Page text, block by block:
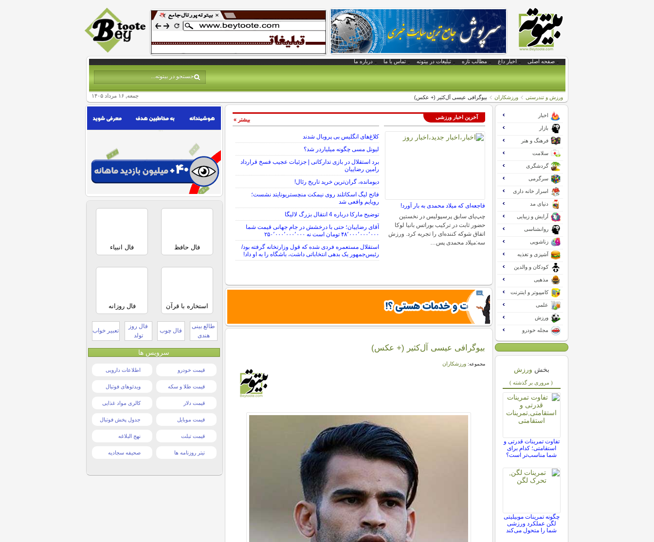
صفحه اصلی اخبار داغ مطالب تازه تبلیغات در بیتوته تماس با ما درباره ما
جمعه, ۱۶ مرداد ۱۴۰۵ ورزش و تندرستی ورزشکاران بیوگرافی عیسی آل‌کثیر (+ عکس)
آخرین اخبار ورزشی
فاجعه‌ای که میلاد محمدی به بار آورد!
چپ‌پای سابق پرسپولیس در نخستین
حضور ثابت در ترکیب بوراتس بانیا لوکا
اتفاق شوکه کننده‌ای را تجربه کرد. ورزش
سه:میلاد محمدی پس…
کلاغ‌های انگلیس بی پروبال شدند
لیونل مسی چگونه میلیاردر شد؟
برد استقلال در بازی تدارکاتی | جزئیات عجیب فسخ قرارداد
رامین رضاییان
دیومانده، گران‌ترین خرید تاریخ رئال!
فاتح لیگ اسکاتلند روی نیمکت منچستریونایتد نشست؛
رویایم واقعی شد
توضیح مارکا درباره 4 انتقال بزرگ لالیگا
آقای رضاییان؛ حتی با درخشش در جام جهانی قیمت شما
۴۸٬۰۰۰٬۰۰۰٬۰۰۰ تومان است نه ۲۵۰٬۰۰۰٬۰۰۰٬۰۰۰
استقلال مستعمره فردی شده که قول وزارتخانه گرفته بود/
رئیس‌جمهور یک بدهی انتخاباتی داشت، باشگاه را به او داد!
بیشتر »
بیوگرافی عیسی آل‌کثیر (+ عکس)
مجموعه:ورزشکاران
اخبار
بازار
فرهنگ و هنر
سلامت
گردشگری
سرگرمی
اسرار خانه داری
دنیای مد
آرایش و زیبایی
روانشناسی
زناشویی
آشپزی و تغذیه
کودکان و والدین
مذهبی
کامپیوتر و اینترنت
علمی
ورزش
مجله خودرو
بخش ورزش
( مروری بر گذشته )
تفاوت تمرینات قدرتی و
استقامتی؛ کدام برای
شما مناسب‌تر است؟
چگونه تمرینات موبیلیتی
لگن عملکرد ورزشی
شما را متحول می‌کند
فال حافظ فال انبیاء
استخاره با قرآن فال روزانه
طالع بینی
هندی
فال چوب
فال روز
تولد
تعبیر خواب
سرویس ها
قیمت خودرو اطلاعات دارویی
قیمت طلا و سکه ویدئوهای فوتبال
قیمت دلار کالری مواد غذایی
قیمت موبایل جدول پخش فوتبال
قیمت تبلت نهج البلاغه
تیتر روزنامه ها صحیفه سجادیه